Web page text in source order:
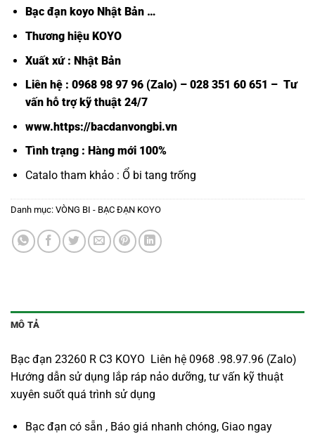
Bạc đạn koyo Nhật Bản…
Thương hiệu KOYO
Xuất xứ : Nhật Bản
Liên hệ : 0968 98 97 96 (Zalo) – 028 351 60 651 – Tư
vấn hỗ trợ kỹ thuật 24/7
www.https://bacdanvongbi.vn
Tình trạng : Hàng mới 100%
Catalo tham khảo : Ổ bi tang trống
Danh mục: VÒNG BI - BẠC ĐẠN KOYO
MÔ TẢ
Bạc đạn 23260 R C3 KOYO Liên hệ 0968 .98.97.96 (Zalo)
Hướng dẫn sử dụng lắp ráp nảo dưỡng, tư vấn kỹ thuật
xuyên suốt quá trình sử dụng
Bạc đạn có sẵn , Báo giá nhanh chóng, Giao ngay